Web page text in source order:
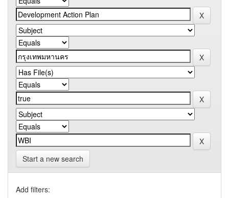
Start a new search
Add filters: